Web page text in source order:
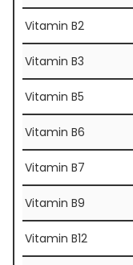
Vitamin B2
Vitamin B3
Vitamin B5
Vitamin B6
Vitamin B7
Vitamin B9
Vitamin B12